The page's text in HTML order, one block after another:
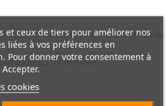
environnement a l’aide d’une variété
(RAL) sur demande.
et ceux de tiers pour améliorer nos
liées à vos préférences en
Pour donner votre consentement à
cookies